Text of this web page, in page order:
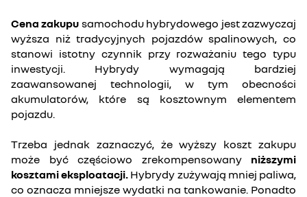
Cena zakupu samochodu hybrydowego jest zazwyczaj
wyższa niż tradycyjnych pojazdów spalinowych, co
stanowi istotny czynnik przy rozważaniu tego typu
inwestycji. Hybrydy wymagają bardziej
zaawansowanej technologii, w tym obecności
akumulatorów, które są kosztownym elementem
pojazdu.
Trzeba jednak zaznaczyć, że wyższy koszt zakupu
może być częściowo zrekompensowany niższymi
kosztami eksploatacji. Hybrydy zużywają mniej paliwa,
co oznacza mniejsze wydatki na tankowanie. Ponadto